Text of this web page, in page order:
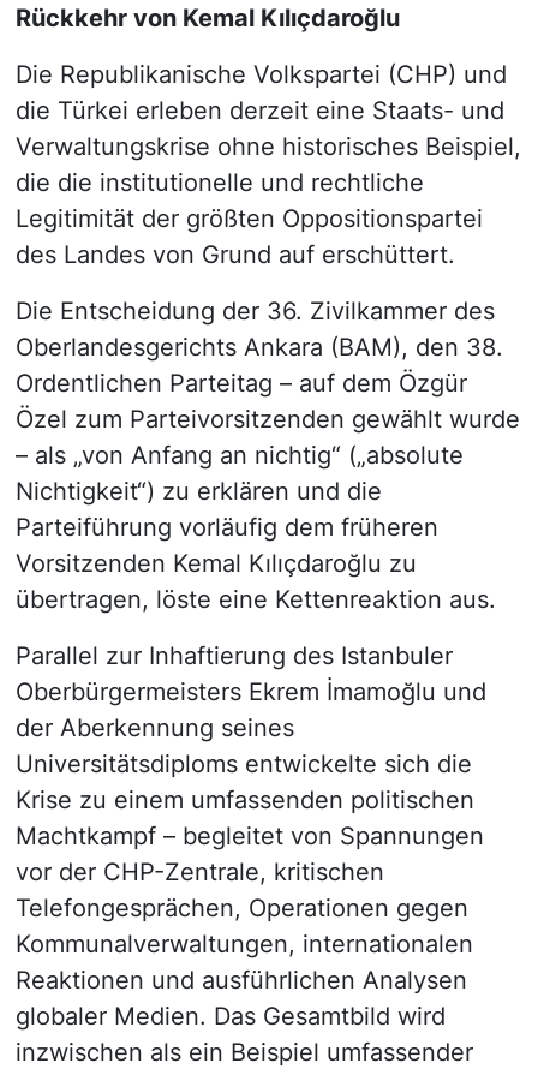
Rückkehr von Kemal Kılıçdaroğlu
Die Republikanische Volkspartei (CHP) und
die Türkei erleben derzeit eine Staats- und
Verwaltungskrise ohne historisches Beispiel,
die die institutionelle und rechtliche
Legitimität der größten Oppositionspartei
des Landes von Grund auf erschüttert.
Die Entscheidung der 36. Zivilkammer des
Oberlandesgerichts Ankara (BAM), den 38.
Ordentlichen Parteitag – auf dem Özgür
Özel zum Parteivorsitzenden gewählt wurde
– als „von Anfang an nichtig“ („absolute
Nichtigkeit“) zu erklären und die
Parteiführung vorläufig dem früheren
Vorsitzenden Kemal Kılıçdaroğlu zu
übertragen, löste eine Kettenreaktion aus.
Parallel zur Inhaftierung des Istanbuler
Oberbürgermeisters Ekrem İmamoğlu und
der Aberkennung seines
Universitätsdiploms entwickelte sich die
Krise zu einem umfassenden politischen
Machtkampf – begleitet von Spannungen
vor der CHP-Zentrale, kritischen
Telefongesprächen, Operationen gegen
Kommunalverwaltungen, internationalen
Reaktionen und ausführlichen Analysen
globaler Medien. Das Gesamtbild wird
inzwischen als ein Beispiel umfassender